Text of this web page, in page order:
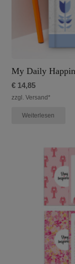
My Daily
€14,85
zzgl. Versand*
Weiterlesen